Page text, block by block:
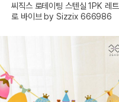
씨직스 로테이팅 스텐실 1PK 레트
로 바이브 by Sizzix 666986